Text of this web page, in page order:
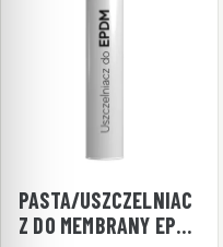
PASTA/USZCZELNIAC
Z DO MEMBRANY EPDM